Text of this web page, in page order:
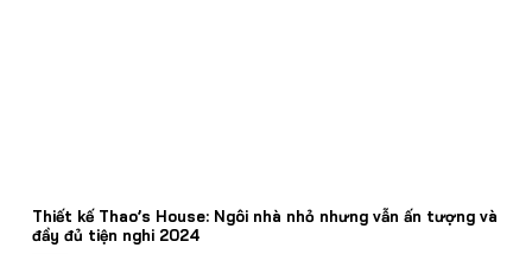
Thiết kế Thao’s House: Ngôi nhà nhỏ nhưng vẫn ấn tượng và
đầy đủ tiện nghi 2024